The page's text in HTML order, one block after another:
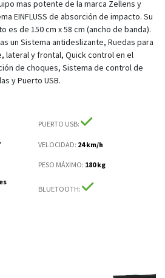
mas potente de la marca Zellens y
EINFLUSS de absorción de impacto. Su
de 150 cm x 58 cm (ancho de banda).
un Sistema antideslizante, Ruedas para
lateral y frontal, Quick control en el
de choques, Sistema de control de
y Puerto USB.
PUERTO USB:
VELOCIDAD: 24 km/h
PESO MÁXIMO: 180 kg
BLUETOOTH: